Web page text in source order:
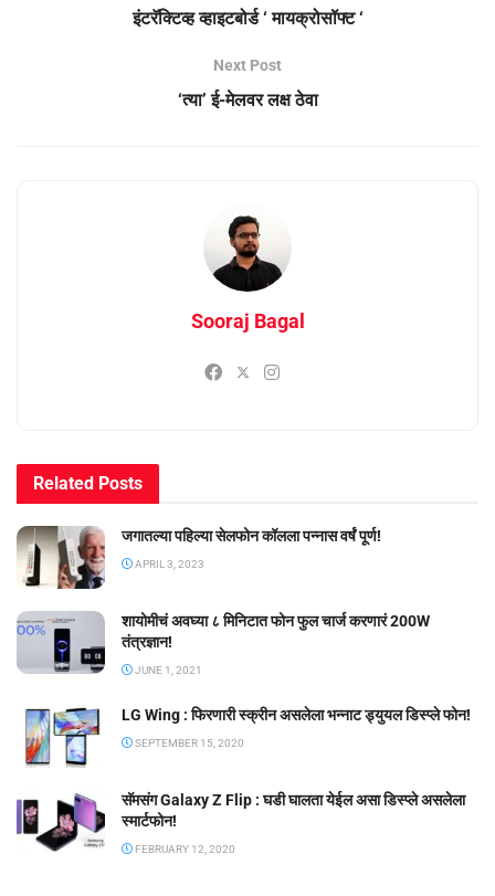
इंटरॅक्टिव्ह व्हाइटबोर्ड ‘ मायक्रोसॉफ्ट ‘
Next Post
‘त्या’ ई-मेलवर लक्ष ठेवा
Sooraj Bagal
Related Posts
जगातल्या पहिल्या सेलफोन कॉलला पन्नास वर्षं पूर्ण!
APRIL 3, 2023
शायोमीचं अवघ्या ८ मिनिटात फोन फुल चार्ज करणारं 200W
तंत्रज्ञान!
JUNE 1, 2021
LG Wing : फिरणारी स्क्रीन असलेला भन्नाट ड्युयल डिस्प्ले फोन!
SEPTEMBER 15, 2020
सॅमसंग Galaxy Z Flip : घडी घालता येईल असा डिस्प्ले असलेला
स्मार्टफोन!
FEBRUARY 12, 2020